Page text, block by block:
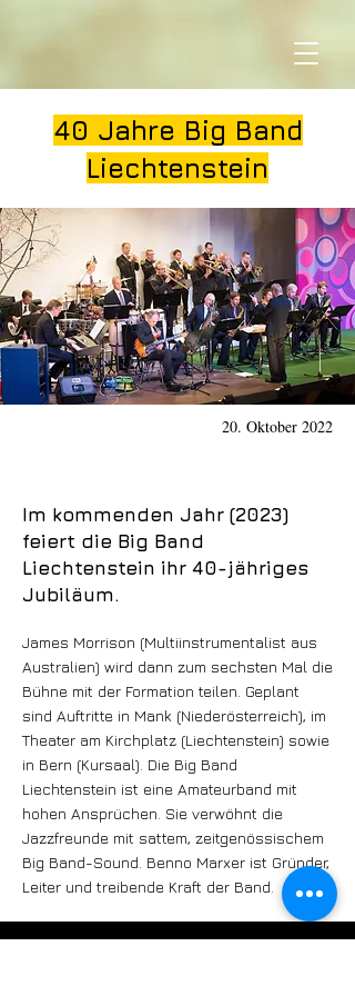
40 Jahre Big Band
Liechtenstein
20. Oktober 2022
Im kommenden Jahr (2023)
feiert die Big Band
Liechtenstein ihr 40-jähriges
Jubiläum.
James Morrison (Multiinstrumentalist aus
Australien) wird dann zum sechsten Mal die
Bühne mit der Formation teilen. Geplant
sind Auftritte in Mank (Niederösterreich), im
Theater am Kirchplatz (Liechtenstein) sowie
in Bern (Kursaal). Die Big Band
Liechtenstein ist eine Amateurband mit
hohen Ansprüchen. Sie verwöhnt die
Jazzfreunde mit sattem, zeitgenössischem
Big Band-Sound. Benno Marxer ist Gründer,
Leiter und treibende Kraft der Band.